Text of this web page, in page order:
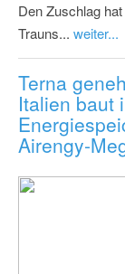
Den Zuschlag
Trauns... weiter...
Terna
Italien baut
Airengy-